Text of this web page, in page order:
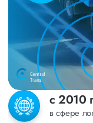
с 2010
в сфере